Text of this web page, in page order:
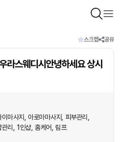
스크랩 공유
라스웨디시안녕하세요 상시
이마사지 아로마마사지
피부관리
리 1인샵 홈케어 림프